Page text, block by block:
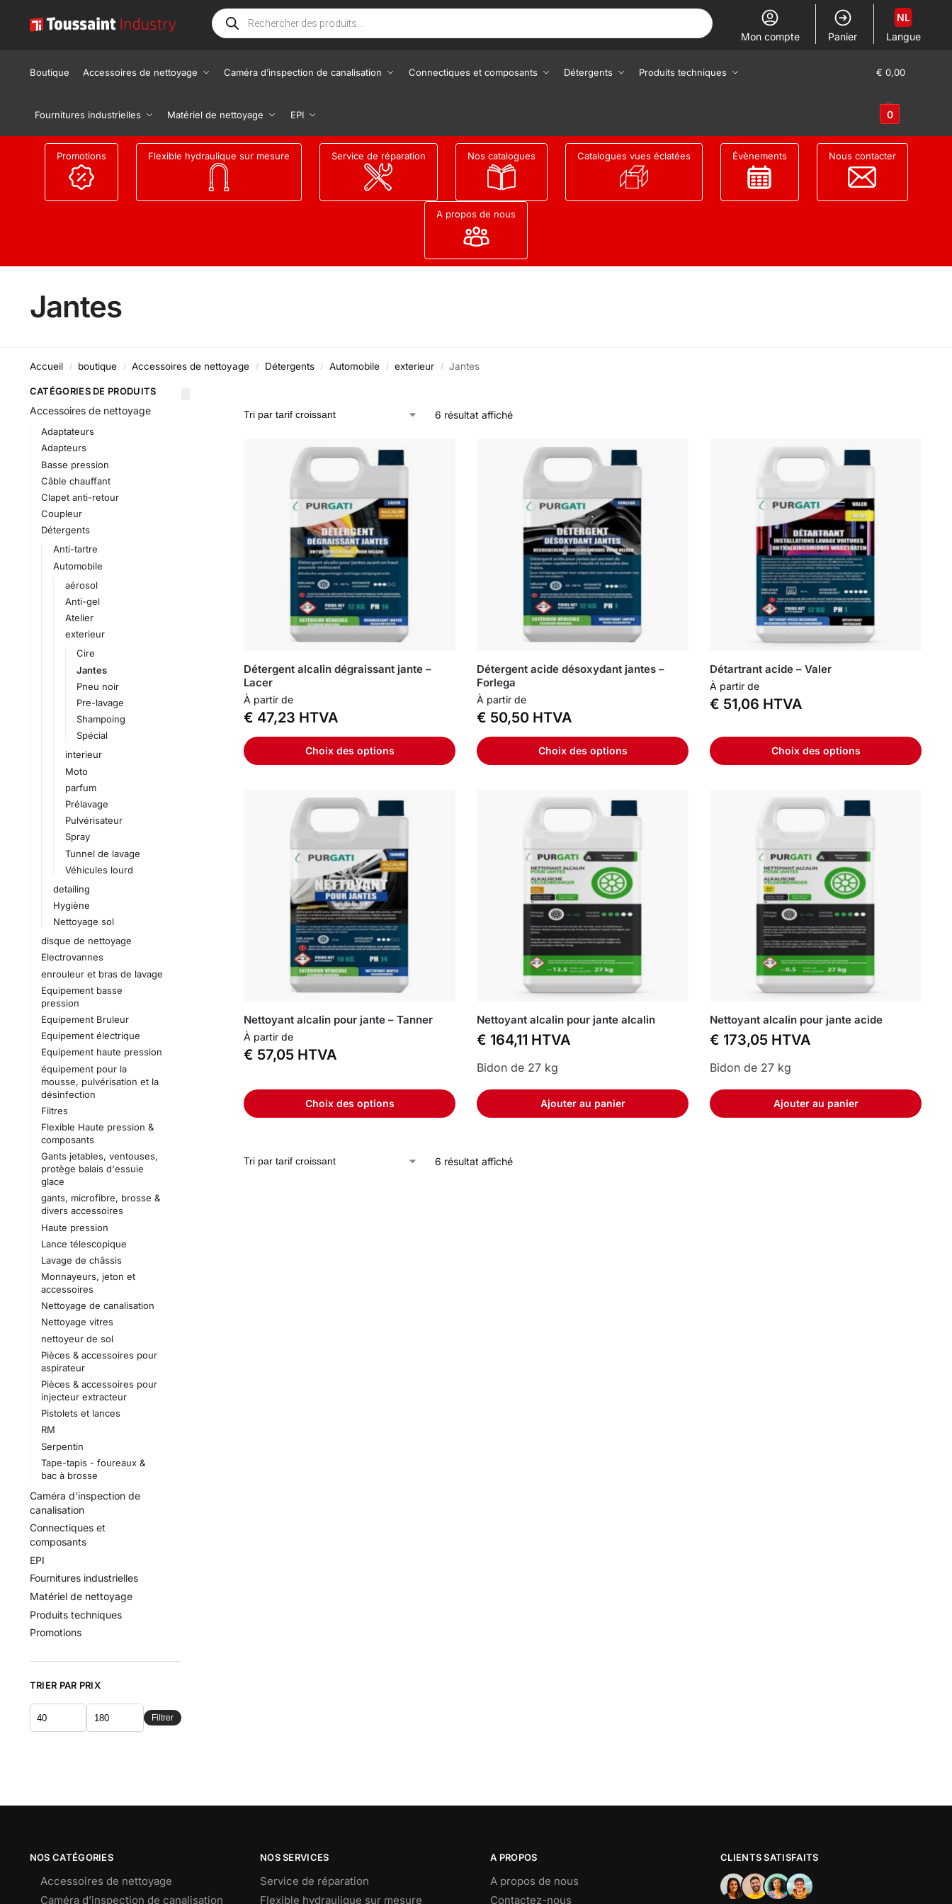
Mon compte Panier Langue
NL
Boutique Accessoires de nettoyage Caméra d’inspection de canalisation Connectiques et composants Détergents Produits techniques
Fournitures industrielles Matériel de nettoyage EPI
€ 0,00
0
Promotions Flexible hydraulique sur mesure Service de réparation Nos catalogues Catalogues vues éclatées Évènements Nous contacter
A propos de nous
Jantes
Accueil / boutique / Accessoires de nettoyage / Détergents / Automobile / exterieur / Jantes
6 résultat affiché
Détergent alcalin dégraissant jante –
Lacer
À partir de
€ 47,23 HTVA
Choix des options
Détergent acide désoxydant jantes –
Forlega
À partir de
€ 50,50 HTVA
Choix des options
Détartrant acide – Valer
À partir de
€ 51,06 HTVA
Choix des options
Nettoyant alcalin pour jante – Tanner
À partir de
€ 57,05 HTVA
Choix des options
Nettoyant alcalin pour jante alcalin
€ 164,11 HTVA
Ajouter au panier
Bidon de 27 kg
Nettoyant alcalin pour jante acide
€ 173,05 HTVA
Ajouter au panier
Bidon de 27 kg
6 résultat affiché
CATÉGORIES DE PRODUITS
Accessoires de nettoyage
Adaptateurs
Adapteurs
Basse pression
Câble chauffant
Clapet anti-retour
Coupleur
Détergents
Anti-tartre
Automobile
aérosol
Anti-gel
Atelier
exterieur
Cire
Jantes
Pneu noir
Pre-lavage
Shampoing
Spécial
interieur
Moto
parfum
Prélavage
Pulvérisateur
Spray
Tunnel de lavage
Véhicules lourd
detailing
Hygiène
Nettoyage sol
disque de nettoyage
Electrovannes
enrouleur et bras de lavage
Equipement basse
pression
Equipement Bruleur
Equipement électrique
Equipement haute pression
équipement pour la
mousse, pulvérisation et la
désinfection
Filtres
Flexible Haute pression &
composants
Gants jetables, ventouses,
protège balais d'essuie
glace
gants, microfibre, brosse &
divers accessoires
Haute pression
Lance télescopique
Lavage de châssis
Monnayeurs, jeton et
accessoires
Nettoyage de canalisation
Nettoyage vitres
nettoyeur de sol
Pièces & accessoires pour
aspirateur
Pièces & accessoires pour
injecteur extracteur
Pistolets et lances
RM
Serpentin
Tape-tapis - foureaux &
bac à brosse
Caméra d'inspection de
canalisation
Connectiques et
composants
EPI
Fournitures industrielles
Matériel de nettoyage
Produits techniques
Promotions
TRIER PAR PRIX
Filtrer
NOS CATÉGORIES
Accessoires de nettoyage
Caméra d’inspection de canalisation
NOS SERVICES
Service de réparation
Flexible hydraulique sur mesure
A PROPOS
A propos de nous
Contactez-nous
CLIENTS SATISFAITS